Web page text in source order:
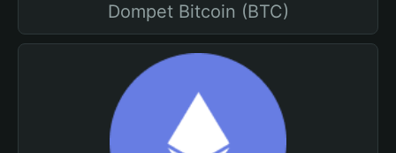
Dompet Bitcoin (BTC)